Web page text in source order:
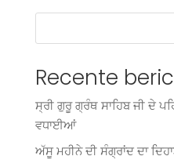
Recente
ਸ੍ਰੀ ਗੁਰੂ ਗ੍ਰੰਥ ਸਾਹਿਬ ਜੀ ਦੇ
ਵਧਾਈਆਂ
ਅੱਸੂ ਮਹੀਨੇ ਦੀ ਸੰਗ੍ਰਾਂਦ ਦਾ